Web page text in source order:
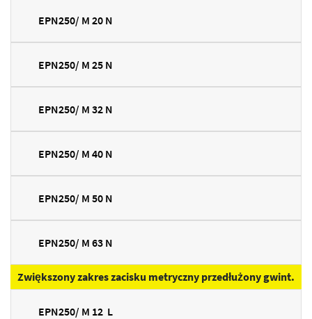
EPN250/ M 20 N
EPN250/ M 25 N
EPN250/ M 32 N
EPN250/ M 40 N
EPN250/ M 50 N
EPN250/ M 63 N
Zwiększony zakres zacisku metryczny przedłużony gwint.
EPN250/ M 12 L